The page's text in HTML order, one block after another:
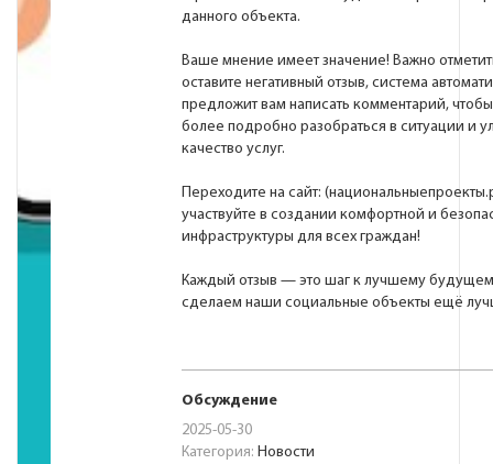
данного объекта.
Ваше мнение имеет значение! Важно
оставите негативный отзыв, система
предложит вам написать комментарий,
более подробно разобраться в ситуации и
качество услуг.
Переходите на сайт:
участвуйте в создании комфортной и
инфраструктуры для всех граждан!
Каждый отзыв — это шаг к лучшему
сделаем наши социальные объекты ещё
Обсуждение
2025-05-30
Категория: Новости